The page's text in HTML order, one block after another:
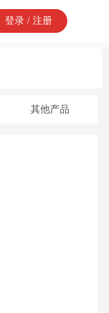
登录 / 注册
其他产品